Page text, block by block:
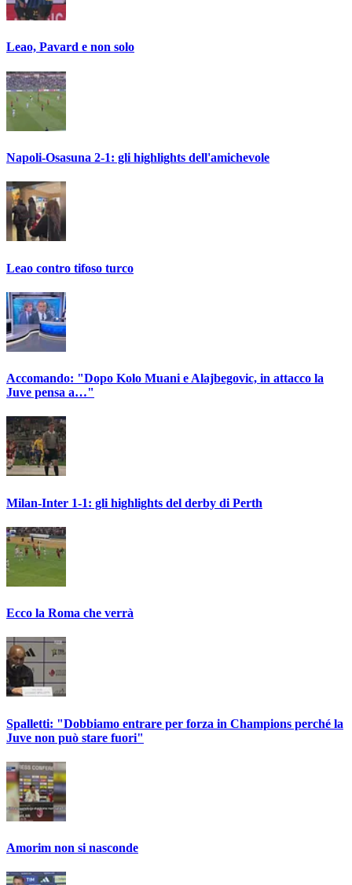
Leao, Pavard e non solo
Napoli-Osasuna 2-1: gli highlights dell'amichevole
Leao contro tifoso turco
Accomando: "Dopo Kolo Muani e Alajbegovic, in attacco la
Juve pensa a…"
Milan-Inter 1-1: gli highlights del derby di Perth
Ecco la Roma che verrà
Spalletti: "Dobbiamo entrare per forza in Champions perché la
Juve non può stare fuori"
Amorim non si nasconde